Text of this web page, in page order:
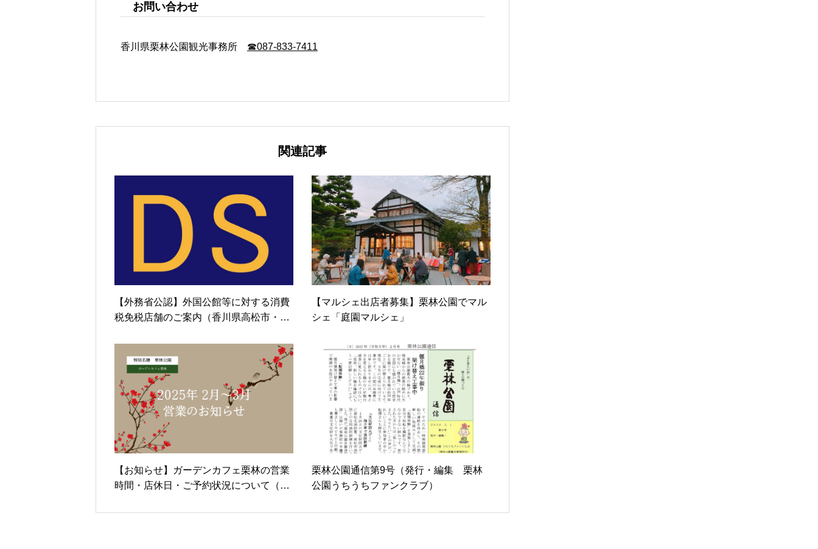
お問い合わせ
香川県栗林公園観光事務所 ☎087-833-7411
関連記事
【外務省公認】外国公館等に対する消費
税免税店舗のご案内（香川県高松市・栗
【マルシェ出店者募集】栗林公園でマル
シェ「庭園マルシェ」
【お知らせ】ガーデンカフェ栗林の営業
時間・店休日・ご予約状況について（20
栗林公園通信第9号（発行・編集 栗林
公園うちうちファンクラブ）